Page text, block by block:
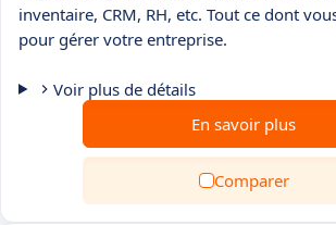
inventaire, CRM, RH, etc. Tout ce dont
pour gérer votre entreprise.
Voir plus de détails
En savoir plus
Comparer